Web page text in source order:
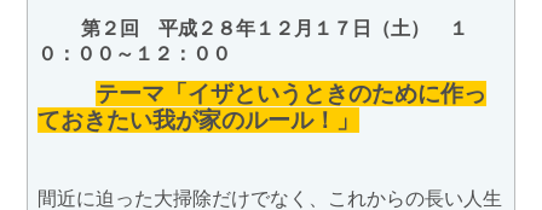
第２回 平成２８年１２月１７日（土） １
０ ：００～１２：００
テーマ「イザというときのために作っ
ておきたい我が家のルール！」
間近に迫った大掃除だけでなく、これからの長い人生